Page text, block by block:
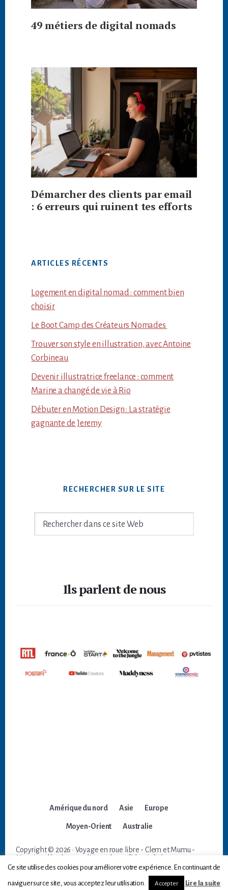
49 métiers de digital nomads
Démarcher des clients par email
: 6 erreurs qui ruinent tes efforts
ARTICLES RÉCENTS
Logement en digital nomad : comment bien
choisir
Le Boot Camp des Créateurs Nomades
Trouver son style en illustration, avec Antoine
Corbineau
Devenir illustratrice freelance : comment
Marine a changé de vie à Rio
Débuter en Motion Design : La stratégie
gagnante de Jeremy
RECHERCHER SUR LE SITE
Rechercher
Ils parlent de nous
Amérique du nord Asie Europe
Moyen-Orient Australie
Copyright © 2026 · Voyage en roue libre - Clem et Mumu -
Mentions légales et politique de confidentialité
Ce site utilise des cookies pour améliorer votre expérience. En continuant de
naviguer sur ce site, vous acceptez leur utilisation. Accepter Lire la suite